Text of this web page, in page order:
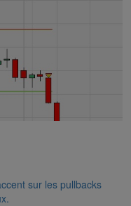
sur les pullbacks